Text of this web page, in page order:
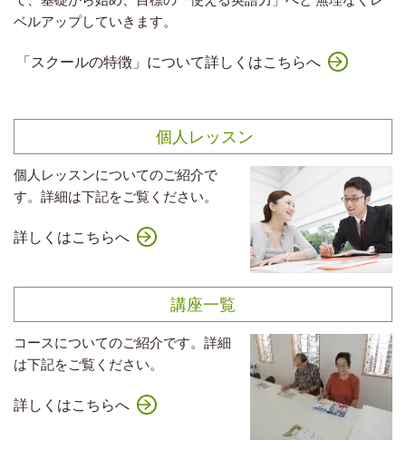
ベルアップしていきます。
「スクールの特徴」について詳しくはこちらへ
個人レッスン
個人レッスンについてのご紹介で
す。詳細は下記をご覧ください。
詳しくはこちらへ
講座一覧
コースについてのご紹介です。詳細
は下記をご覧ください。
詳しくはこちらへ